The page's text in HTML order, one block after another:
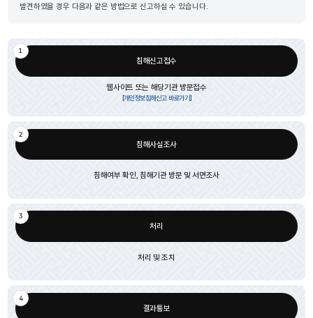
발견하였을 경우 다음과 같은 방법으로 신고하실 수 있습니다.
1
침해신고접수
웹사이트 또는 해당기관 방문접수
[개인정보침해신고 바로가기]
2
침해사실조사
침해여부 확인, 침해기관 방문 및 서면조사
3
처리
처리 및 조치
4
결과통보